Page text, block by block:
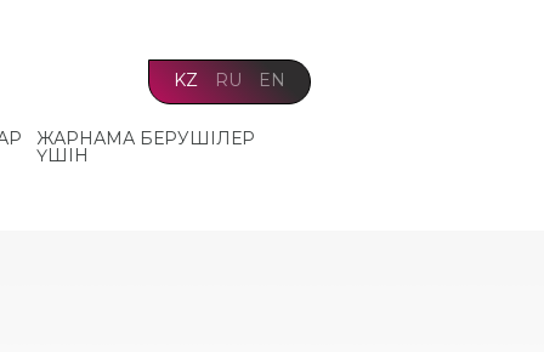
KZ RU EN
ЖАРНАМА БЕРУШІЛЕР
ҮШІН